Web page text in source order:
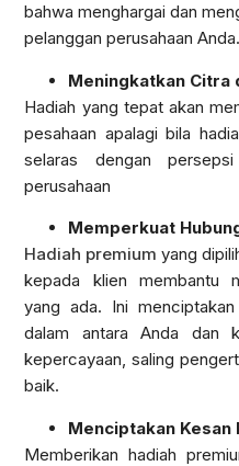
bahwa menghargai dan
pelanggan perusahaan Anda.
Meningkatkan Citra
Hadiah yang tepat akan
pesahaan apalagi bila
selaras dengan
perusahaan
Memperkuat
Hadiah premium yang
kepada klien membantu
yang ada. Ini
dalam antara Anda dan
kepercayaan, saling
baik.
Menciptakan Kesan
Memberikan hadiah